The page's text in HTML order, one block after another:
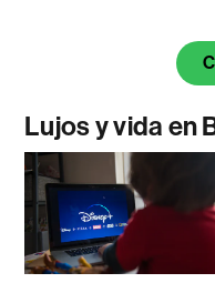
Lujos y vida en